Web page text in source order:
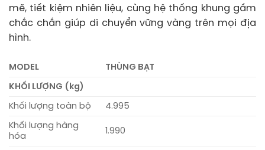
mẽ, tiết kiệm nhiên liệu, cùng hệ thống khung gầm
chắc chắn giúp di chuyển vững vàng trên mọi địa
hình.
MODEL THÙNG BẠT
KHỐI LƯỢNG (kg)
Khối lượng toàn bộ 4.995
Khối lượng hàng
hóa
1.990